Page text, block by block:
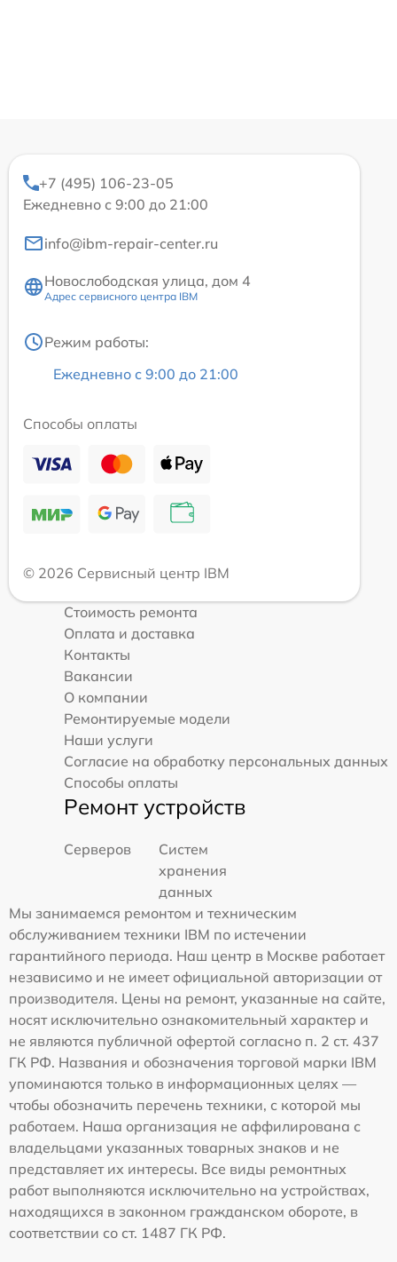
+7 (495) 106-23-05
Ежедневно с 9:00 до 21:00
info@ibm-repair-center.ru
Новослободская улица, дом 4
Адрес сервисного центра IBM
Режим работы:
Ежедневно с 9:00 до 21:00
Способы оплаты
© 2026 Сервисный центр IBM
Стоимость ремонта
Оплата и доставка
Контакты
Вакансии
О компании
Ремонтируемые модели
Наши услуги
Согласие на обработку персональных данных
Способы оплаты
Ремонт устройств
Серверов
Систем
хранения
данных
Мы занимаемся ремонтом и техническим
обслуживанием техники IBM по истечении
гарантийного периода. Наш центр в Москве работает
независимо и не имеет официальной авторизации от
производителя. Цены на ремонт, указанные на сайте,
носят исключительно ознакомительный характер и
не являются публичной офертой согласно п. 2 ст. 437
ГК РФ. Названия и обозначения торговой марки IBM
упоминаются только в информационных целях —
чтобы обозначить перечень техники, с которой мы
работаем. Наша организация не аффилирована с
владельцами указанных товарных знаков и не
представляет их интересы. Все виды ремонтных
работ выполняются исключительно на устройствах,
находящихся в законном гражданском обороте, в
соответствии со ст. 1487 ГК РФ.